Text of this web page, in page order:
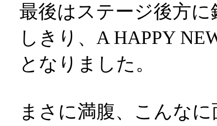
最後はステージ後方
しきり、A HAPPY
となりました。
まさに満腹、こんな